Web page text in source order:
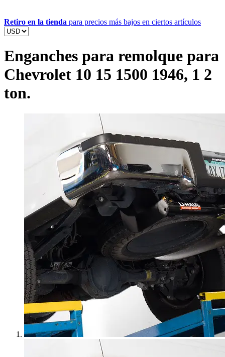
Retiro en la tienda para precios más bajos en ciertos artículos
Enganches para remolque para
Chevrolet 10 15 1500 1946, 1 2
ton.